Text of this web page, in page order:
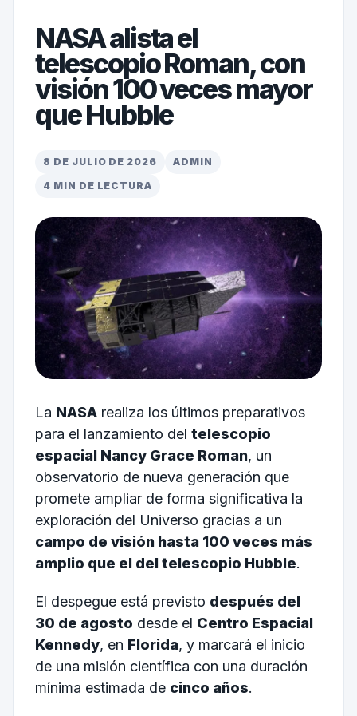
NASA alista el
telescopio Roman, con
visión 100 veces mayor
que Hubble
8 DE JULIO DE 2026
ADMIN
4 MIN DE LECTURA
La NASArealiza los últimos preparativos
para el lanzamiento del telescopio
espacial Nancy Grace Roman, un
observatorio de nueva generación que
promete ampliar de forma significativa la
exploración del Universo gracias a un
campo de visión hasta 100 veces más
amplio que el del telescopio Hubble.
El despegue está previsto después del
30 de agosto desde el Centro Espacial
Kennedy, en Florida, y marcará el inicio
de una misión científica con una duración
mínima estimada de cinco años.